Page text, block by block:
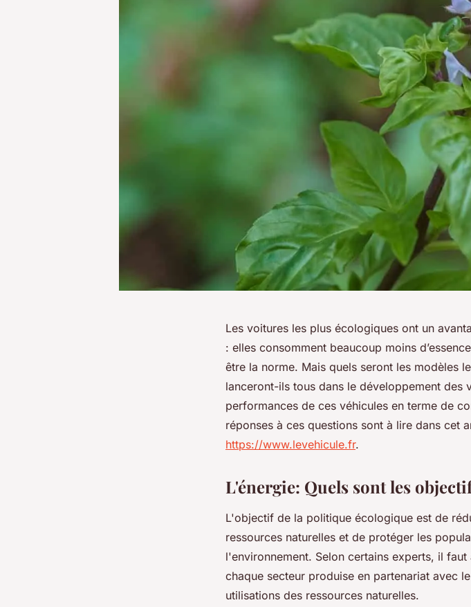
Les voitures les plus écologiques ont un
: elles consomment beaucoup moins
être la norme. Mais quels seront les modèles
lanceront-ils tous dans le développement des
performances de ces véhicules en terme de
réponses à ces questions sont à lire dans cet
https://www.levehicule.fr.
L'énergie: Quels sont les
L'objectif de la politique écologique est de
ressources naturelles et de protéger les
l'environnement. Selon certains experts, il
chaque secteur produise en partenariat avec
utilisations des ressources naturelles.